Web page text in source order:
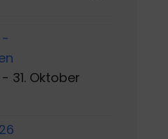
-
31. Oktober